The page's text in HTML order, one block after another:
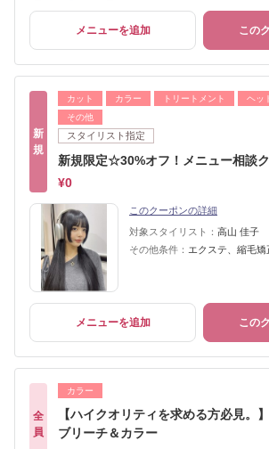
メニューを追加 この
新
規
カット カラー トリートメント
ヘッ
その他
スタイリスト指定
新規限定☆30%オフ！メニュー相談
¥0
このクーポンの詳細
対象スタイリスト： 高山 佳子
その他条件： エクステ、縮毛
メニューを追加 この
全
員
カラー
【ハイクオリティを求める方必見。
ブリーチ＆カラー